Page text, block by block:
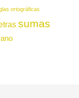
ortográficas
sumas